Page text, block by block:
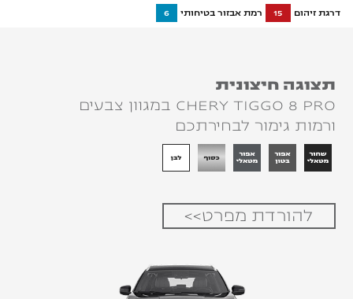
דרגת זיהום 15 רמת אבזור בטיחותי 6
תצוגה חיצונית
CHERY TIGGO 8 PRO במגוון צבעים
ורמות גימור לבחירתכם
להורדת מפרט>>